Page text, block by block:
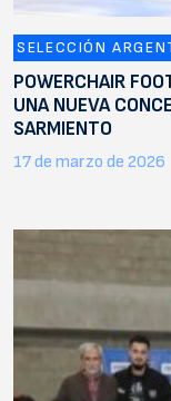
SELECCIÓN
POWERCHAIR
UNA NUEVA
SARMIENTO
17 de marzo de 2026